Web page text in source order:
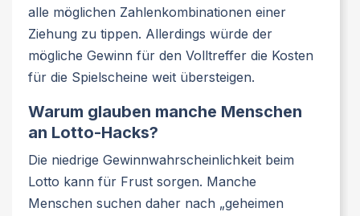
alle möglichen Zahlenkombinationen einer
Ziehung zu tippen. Allerdings würde der
mögliche Gewinn für den Volltreffer die Kosten
für die Spielscheine weit übersteigen.
Warum glauben manche Menschen
an Lotto-Hacks?
Die niedrige Gewinnwahrscheinlichkeit beim
Lotto kann für Frust sorgen. Manche
Menschen suchen daher nach „geheimen